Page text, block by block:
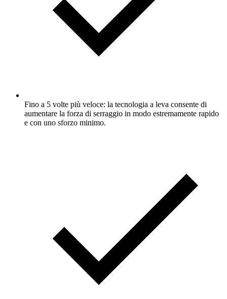
Fino a 5 volte più veloce: la tecnologia a leva consente di
aumentare la forza di serraggio in modo estremamente rapido
e con uno sforzo minimo.